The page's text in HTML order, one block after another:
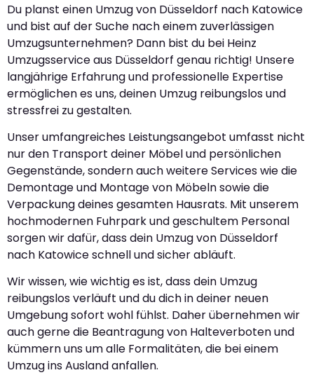
Du planst einen Umzug von Düsseldorf nach Katowice
und bist auf der Suche nach einem zuverlässigen
Umzugsunternehmen? Dann bist du bei Heinz
Umzugsservice aus Düsseldorf genau richtig! Unsere
langjährige Erfahrung und professionelle Expertise
ermöglichen es uns, deinen Umzug reibungslos und
stressfrei zu gestalten.
Unser umfangreiches Leistungsangebot umfasst nicht
nur den Transport deiner Möbel und persönlichen
Gegenstände, sondern auch weitere Services wie die
Demontage und Montage von Möbeln sowie die
Verpackung deines gesamten Hausrats. Mit unserem
hochmodernen Fuhrpark und geschultem Personal
sorgen wir dafür, dass dein Umzug von Düsseldorf
nach Katowice schnell und sicher abläuft.
Wir wissen, wie wichtig es ist, dass dein Umzug
reibungslos verläuft und du dich in deiner neuen
Umgebung sofort wohl fühlst. Daher übernehmen wir
auch gerne die Beantragung von Halteverboten und
kümmern uns um alle Formalitäten, die bei einem
Umzug ins Ausland anfallen.